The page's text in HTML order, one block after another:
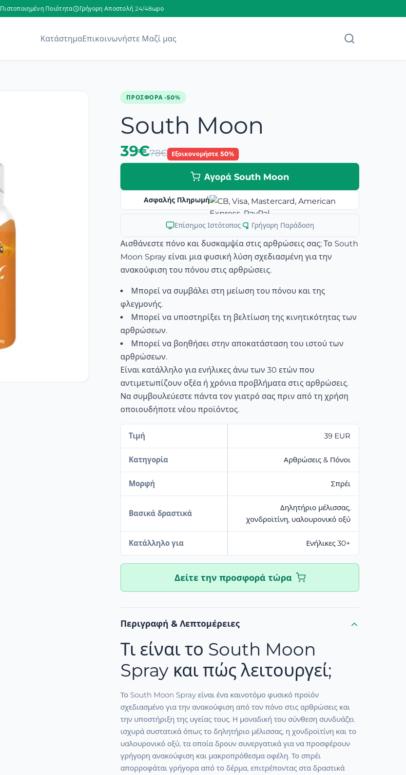
Πιστοποιημένη Ποιότητα Γρήγορη Αποστολή 24/48ωρο
ΚατάστημαΕπικοινωνήστε Μαζί μας
ΠΡΟΣΦΟΡΆ -50%
South Moon
39€78€ Εξοικονομήστε 50%
Αγορά South Moon
Ασφαλής Πληρωμή
Επίσημος Ιστότοπος| Γρήγορη Παράδοση
Αισθάνεστε πόνο και δυσκαμψία στις αρθρώσεις σας; Το South
Moon Spray είναι μια φυσική λύση σχεδιασμένη για την
ανακούφιση του πόνου στις αρθρώσεις.
Μπορεί να συμβάλει στη μείωση του πόνου και της
φλεγμονής.
Μπορεί να υποστηρίξει τη βελτίωση της κινητικότητας των
αρθρώσεων.
Μπορεί να βοηθήσει στην αποκατάσταση του ιστού των
αρθρώσεων.
Είναι κατάλληλο για ενήλικες άνω των 30 ετών που
αντιμετωπίζουν οξέα ή χρόνια προβλήματα στις αρθρώσεις.
Να συμβουλεύεστε πάντα τον γιατρό σας πριν από τη χρήση
οποιουδήποτε νέου προϊόντος.
Τιμή 39 EUR
Κατηγορία Αρθρώσεις & Πόνοι
Μορφή Σπρέι
Βασικά δραστικά
Δηλητήριο μέλισσας,
χονδροϊτίνη, υαλουρονικό οξύ
Κατάλληλο για Ενήλικες 30+
Δείτε την προσφορά τώρα
Περιγραφή & Λεπτομέρειες
Τι είναι το South Moon
Spray και πώς λειτουργεί;
Το South Moon Spray είναι ένα καινοτόμο φυσικό προϊόν
σχεδιασμένο για την ανακούφιση από τον πόνο στις αρθρώσεις και
την υποστήριξη της υγείας τους. Η μοναδική του σύνθεση συνδυάζει
ισχυρά συστατικά όπως το δηλητήριο μέλισσας, η χονδροϊτίνη και το
υαλουρονικό οξύ, τα οποία δρουν συνεργατικά για να προσφέρουν
γρήγορη ανακούφιση και μακροπρόθεσμα οφέλη. Το σπρέι
απορροφάται γρήγορα από το δέρμα, επιτρέποντας στα δραστικά